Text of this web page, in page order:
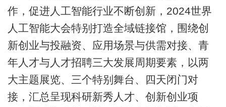
作，促进人工智能行业不断创新，2024世界
人工智能大会特别打造全域链接馆，围绕创
新创业与投融资、应用场景与供需对接、青
年人才与人才招聘三大发展周期要素，以两
大主题展览、三个特别舞台、四天闭门对
接，汇总呈现科研新秀人才、创新创业项